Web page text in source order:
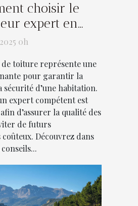
choisir le
expert en
de toiture ?
0h
toiture représente une
pour garantir la
d’une habitation.
expert compétent est
d’assurer la qualité des
de futurs
Découvrez dans